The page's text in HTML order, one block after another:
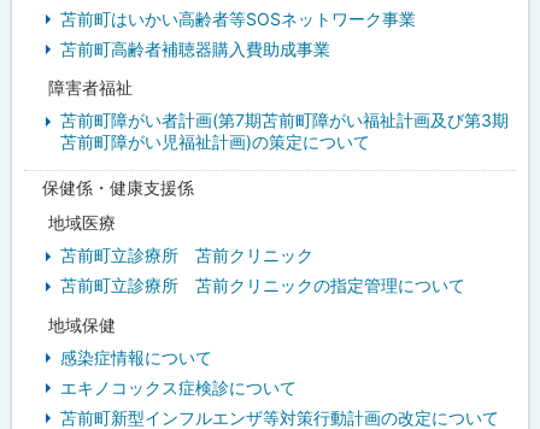
苫前町はいかい高齢者等SOSネットワーク事業
苫前町高齢者補聴器購入費助成事業
障害者福祉
苫前町障がい者計画(第7期苫前町障がい福祉計画及び第3期
苫前町障がい児福祉計画)の策定について
保健係・健康支援係
地域医療
苫前町立診療所 苫前クリニック
苫前町立診療所 苫前クリニックの指定管理について
地域保健
感染症情報について
エキノコックス症検診について
苫前町新型インフルエンザ等対策行動計画の改定について